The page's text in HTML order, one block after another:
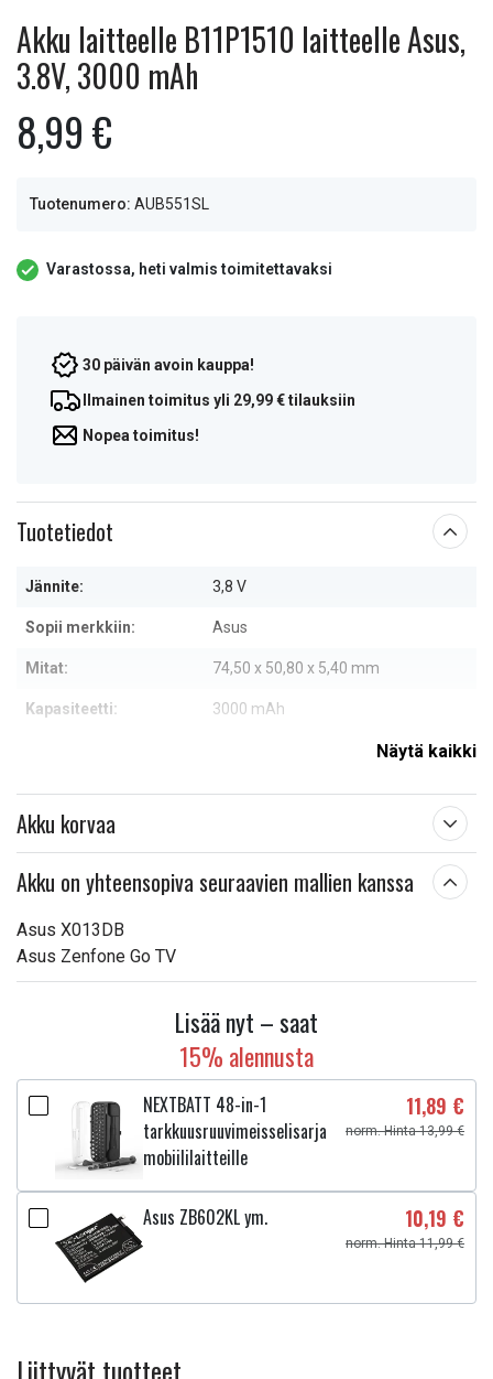
Akku laitteelle B11P1510 laitteelle Asus,
3.8V, 3000 mAh
8,99 €
Tuotenumero: AUB551SL
Varastossa, heti valmis toimitettavaksi
30 päivän avoin kauppa!
Ilmainen toimitus yli 29,99 € tilauksiin
Nopea toimitus!
Tuotetiedot
Jännite: 3,8 V
Sopii merkkiin: Asus
Mitat: 74,50 x 50,80 x 5,40 mm
Kapasiteetti: 3000 mAh
Näytä kaikki
Akku korvaa
Akku on yhteensopiva seuraavien mallien kanssa
Asus X013DB
Asus Zenfone Go TV
Lisää nyt – saat
15% alennusta
NEXTBATT 48-in-1
tarkkuusruuvimeisselisarja
mobiililaitteille
11,89 €
norm. Hinta 13,99 €
Asus ZB602KL ym. 10,19 €
norm. Hinta 11,99 €
Liittyvät tuotteet